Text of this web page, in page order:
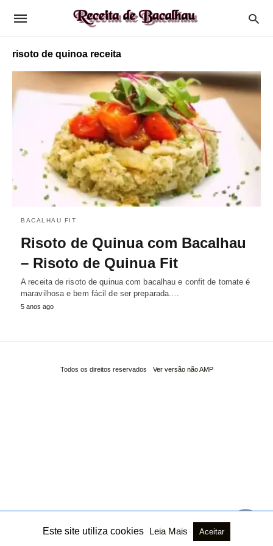
risoto de quinoa receita
BACALHAU FIT
Risoto de Quinua com Bacalhau
– Risoto de Quinua Fit
A receita de risoto de quinua com bacalhau e confit de tomate é
maravilhosa e bem fácil de ser preparada.…
5 anos ago
Todos os direitos reservados Ver versão não AMP
Este site utiliza cookies Leia Mais Aceitar